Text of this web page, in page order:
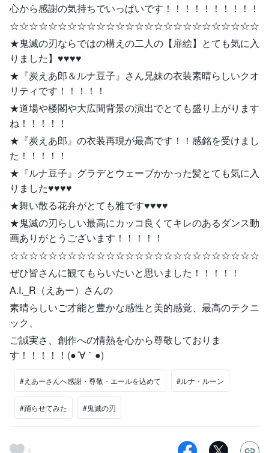
心から感謝の気持ちでいっぱいです！！！！！！！！！！
☆☆☆☆☆☆☆☆☆☆☆☆☆☆☆☆☆☆☆☆☆☆☆☆☆☆
★鬼滅の刃ならではの構えの二人の【扉絵】とても気に入
りました】♥♥♥♥
★『炭えあ郎＆ルナ豆子』さん兄妹の衣装素晴らしいクオ
リティです！！！！！
★道場や楼閣や大広間背景の演出でとても盛り上がります
ね！！！！！
★『炭えあ郎』の衣装再現が最高です！！感銘を受けまし
た！！！！！
★『ルナ豆子』グラデとウェーブかかった髪とても気に入
りました♥♥♥♥
★舞い散る花弁がとても雅です♥♥♥♥
★鬼滅の刃らしい最高にカッコ良くてキレのあるダンス動
画ありがとうございます！！！！！
☆☆☆☆☆☆☆☆☆☆☆☆☆☆☆☆☆☆☆☆☆☆☆☆☆☆
ぜひ皆さんに観てもらいたいと思いました！！！！！
A.I._R（えあー）さんの
素晴らしいご才能と豊かな感性と美的感覚、最高のテクニ
ック、
ご誠実さ、創作への情熱を心から尊敬しておりま
す！！！！！(●´∀｀●)
#えあーさんへ感謝・尊敬・エールを込めて #ルナ・ルーン
#踊らせてみた #鬼滅の刃
3